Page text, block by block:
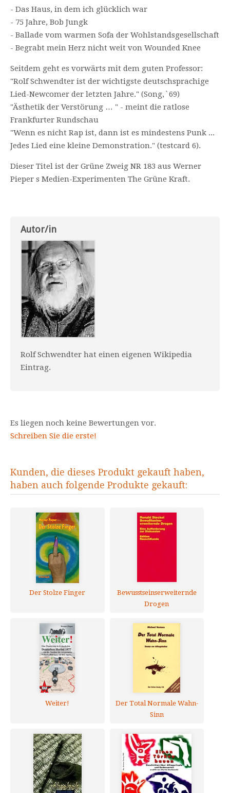
- Das Haus, in dem ich glücklich war
- 75 Jahre, Bob Jungk
- Ballade vom warmen Sofa der Wohlstandsgesellschaft
- Begrabt mein Herz nicht weit von Wounded Knee
Seitdem geht es vorwärts mit dem guten Professor:
"Rolf Schwendter ist der wichtigste deutschsprachige
Lied-Newcomer der letzten Jahre." (Song,`69)
"Ästhetik der Verstörung … " - meint die ratlose
Frankfurter Rundschau
"Wenn es nicht Rap ist, dann ist es mindestens Punk ...
Jedes Lied eine kleine Demonstration." (testcard 6).
Dieser Titel ist der Grüne Zweig NR 183 aus Werner
Pieper s Medien-Experimenten The Grüne Kraft.
Autor/in
Rolf Schwendter hat einen eigenen Wikipedia
Eintrag.
Es liegen noch keine Bewertungen vor.
Schreiben Sie die erste!
Kunden, die dieses Produkt gekauft haben,
haben auch folgende Produkte gekauft:
Der Stolze Finger
Bewusstseinserweiternde
Drogen
Weiter!
Der Total Normale Wahn-
Sinn